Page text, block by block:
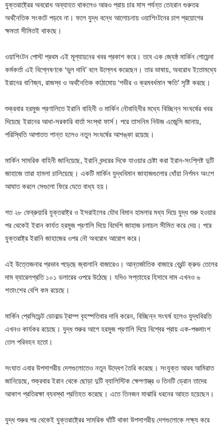
যুক্তরাষ্ট্রের অবরোধ অব্যাহত থাকলেও আরও প্রায় চার মাস পর্যন্ত তেহরান গুরুতর
অর্থনৈতিক সংকটে পড়বে না। ফলে যুদ্ধ বন্ধে আলোচনায় ওয়াশিংটনের চাপ প্রয়োগের
ক্ষমতা সীমিতই থাকছে।
ওয়াশিংটন পোস্ট প্রথম এই মূল্যায়নের খবর প্রকাশ করে। তবে এক জ্যেষ্ঠ মার্কিন গোয়েন্দা
কর্মকর্তা এই বিশ্লেষণকে ‘ভুল দাবি’ বলে উল্লেখ করেছেন। তার ভাষায়, অবরোধ ইতোমধ্যে
ইরানের বাণিজ্য, রাজস্ব ও অর্থনৈতিক কাঠামোয় ‘গভীর ও ক্রমবর্ধমান ক্ষতি’ সৃষ্টি করছে।
শুক্রবার হরমুজ প্রণালিতে ইরানি বাহিনী ও মার্কিন নৌবাহিনীর মধ্যে বিচ্ছিন্ন সংঘর্ষের খবর
দিয়েছে ইরানের আধা-সরকারি বার্তা সংস্থা ফার্স। পরে তাসনিম নিউজ এজেন্সি জানায়,
পরিস্থিতি আপাতত শান্ত হলেও নতুন সংঘর্ষের আশঙ্কা রয়েছে।
মার্কিন সামরিক বাহিনী জানিয়েছে, ইরানি বন্দরের দিকে যাওয়ার চেষ্টা করা ইরান-সংশ্লিষ্ট দুটি
জাহাজে তারা হামলা চালিয়েছে। একটি মার্কিন যুদ্ধবিমান জাহাজগুলোর ধোঁয়া নির্গমন অংশে
আঘাত করলে সেগুলো ফিরে যেতে বাধ্য হয়।
গত ২৮ ফেব্রুয়ারি যুক্তরাষ্ট্র ও ইসরাইলের যৌথ বিমান হামলার মধ্য দিয়ে যুদ্ধ শুরু হওয়ার
পর থেকেই ইরান কার্যত হরমুজ প্রণালি দিয়ে বিদেশি জাহাজ চলাচল সীমিত করে দেয়। পরে
যুক্তরাষ্ট্র ইরানি জাহাজের ওপর নৌ অবরোধ আরোপ করে।
এই উত্তেজনার প্রভাব পড়েছে জ্বালানি বাজারেও। আন্তর্জাতিক বাজারে ব্রেন্ট ক্রুড তেলের
দাম ব্যারেলপ্রতি ১০১ ডলারের ওপরে উঠেছে। যদিও সপ্তাহের হিসাবে দাম এখনও ৬
শতাংশের বেশি কম রয়েছে।
মার্কিন প্রেসিডেন্ট ডোনাল্ড ট্রাম্প বৃহস্পতিবার দাবি করেন, বিচ্ছিন্ন সংঘর্ষ হলেও যুদ্ধবিরতি
এখনও কার্যকর রয়েছে। যুদ্ধ শুরুর আগে হরমুজ প্রণালি দিয়ে বিশ্বের প্রায় এক-পঞ্চমাংশ
তেল পরিবহন হতো।
সংঘাত এবার উপসাগরীয় দেশগুলোতেও নতুন উদ্বেগ তৈরি করেছে। সংযুক্ত আরব আমিরাত
জানিয়েছে, শুক্রবার ইরান থেকে ছোড়া দুটি ব্যালিস্টিক ক্ষেপণাস্ত্র ও তিনটি ড্রোন তাদের
আকাশ প্রতিরক্ষা ব্যবস্থা প্রতিহত করেছে। এতে তিনজন মাঝারি ধরনের আহত হয়েছেন।
যুদ্ধ শুরুর পর থেকেই যুক্তরাষ্ট্রের সামরিক ঘাঁটি থাকা উপসাগরীয় দেশগুলোকে লক্ষ্য করে